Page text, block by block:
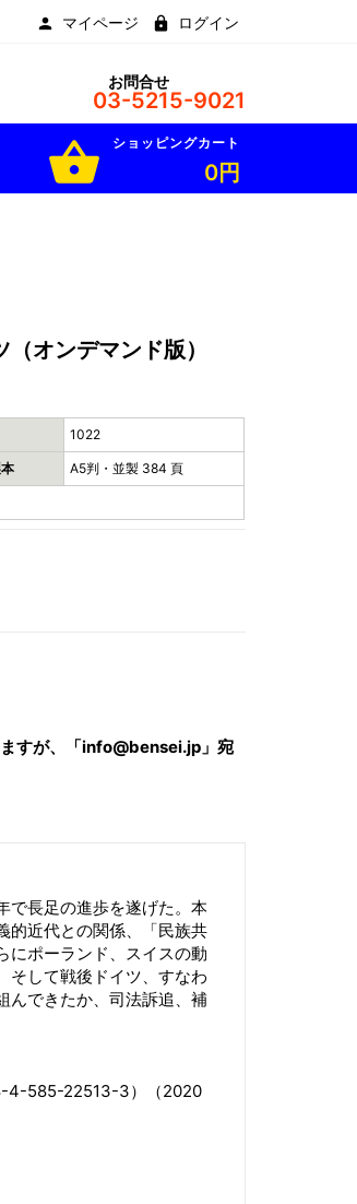
マイページ ログイン
お問合せ
03-5215-9021
shopping_basket ショッピングカート
0円
オンデマンド版）
1022
A5判・並製 384 頁
すが、「info@bensei.jp」宛
で長足の進歩を遂げた。本
的近代との関係、「民族共
にポーランド、スイスの動
そして戦後ドイツ、すなわ
んできたか、司法訴追、補
4-585-22513-3）（2020